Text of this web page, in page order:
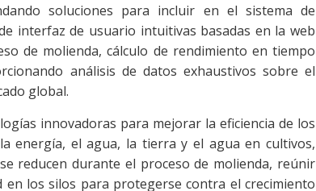
soluciones para incluir en el sistema de
interfaz de usuario intuitivas basadas en la web
de molienda, cálculo de rendimiento en tiempo
análisis de datos exhaustivos sobre el
global.
innovadoras para mejorar la eficiencia de los
energía, el agua, la tierra y el agua en cultivos,
reducen durante el proceso de molienda, reúnir
los silos para protegerse contra el crecimiento